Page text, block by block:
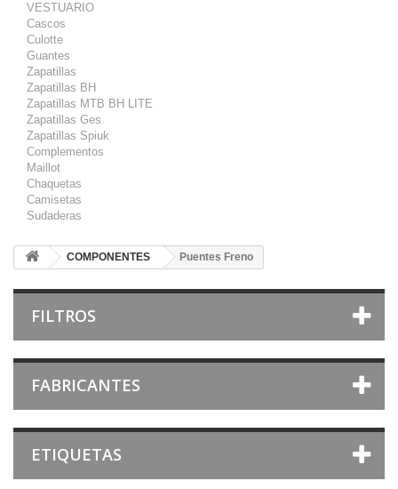
VESTUARIO
Cascos
Culotte
Guantes
Zapatillas
Zapatillas BH
Zapatillas MTB BH LITE
Zapatillas Ges
Zapatillas Spiuk
Complementos
Maillot
Chaquetas
Camisetas
Sudaderas
COMPONENTES Puentes Freno
FILTROS
FABRICANTES
ETIQUETAS